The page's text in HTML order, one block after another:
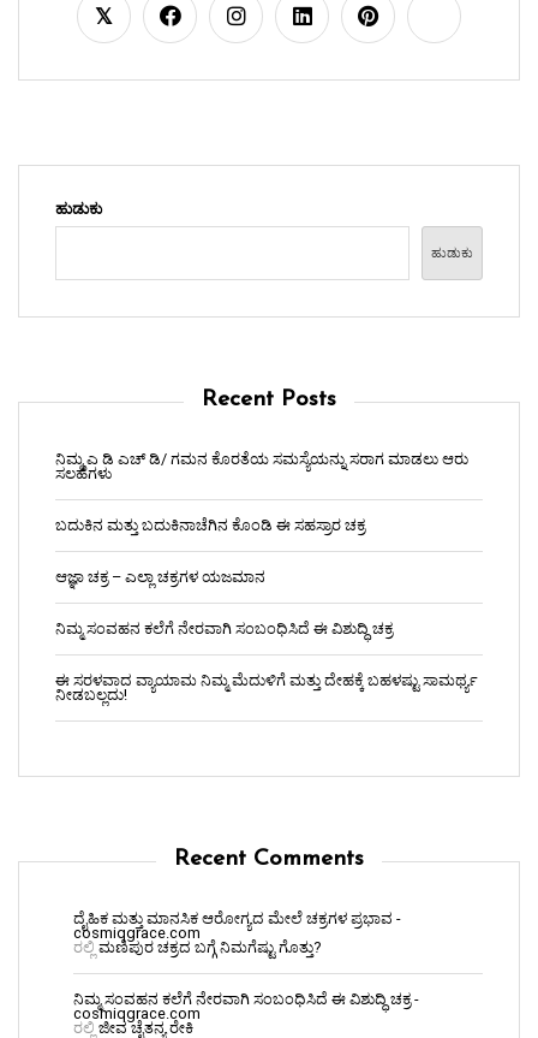
ಹುಡುಕು
ಹುಡುಕು
Recent Posts
ನಿಮ್ಮ ಎ ಡಿ ಎಚ್ ಡಿ/ ಗಮನ ಕೊರತೆಯ ಸಮಸ್ಯೆಯನ್ನು ಸರಾಗ ಮಾಡಲು ಆರು
ಸಲಹೆಗಳು
ಬದುಕಿನ ಮತ್ತು ಬದುಕಿನಾಚೆಗಿನ ಕೊಂಡಿ ಈ ಸಹಸ್ರಾರ ಚಕ್ರ
ಆಜ್ಞಾ ಚಕ್ರ – ಎಲ್ಲಾ ಚಕ್ರಗಳ ಯಜಮಾನ
ನಿಮ್ಮ ಸಂವಹನ ಕಲೆಗೆ ನೇರವಾಗಿ ಸಂಬಂಧಿಸಿದೆ ಈ ವಿಶುದ್ಧಿ ಚಕ್ರ
ಈ ಸರಳವಾದ ವ್ಯಾಯಾಮ ನಿಮ್ಮ ಮೆದುಳಿಗೆ ಮತ್ತು ದೇಹಕ್ಕೆ ಬಹಳಷ್ಟು ಸಾಮರ್ಥ್ಯ
ನೀಡಬಲ್ಲದು!
Recent Comments
ದೈಹಿಕ ಮತ್ತು ಮಾನಸಿಕ ಆರೋಗ್ಯದ ಮೇಲೆ ಚಕ್ರಗಳ ಪ್ರಭಾವ -
cosmiqgrace.com
ರಲ್ಲಿ ಮಣಿಪುರ ಚಕ್ರದ ಬಗ್ಗೆ ನಿಮಗೆಷ್ಟು ಗೊತ್ತು?
ನಿಮ್ಮ ಸಂವಹನ ಕಲೆಗೆ ನೇರವಾಗಿ ಸಂಬಂಧಿಸಿದೆ ಈ ವಿಶುದ್ಧಿ ಚಕ್ರ -
cosmiqgrace.com
ರಲ್ಲಿ ಜೀವ ಚೈತನ್ಯ ರೇಕಿ